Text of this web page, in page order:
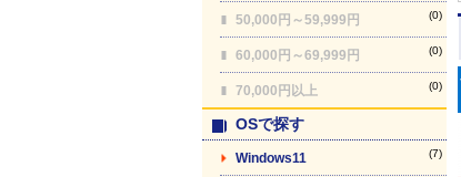
50,000円～59,999円 (0)
60,000円～69,999円 (0)
70,000円以上 (0)
OSで探す
Windows11 (7)